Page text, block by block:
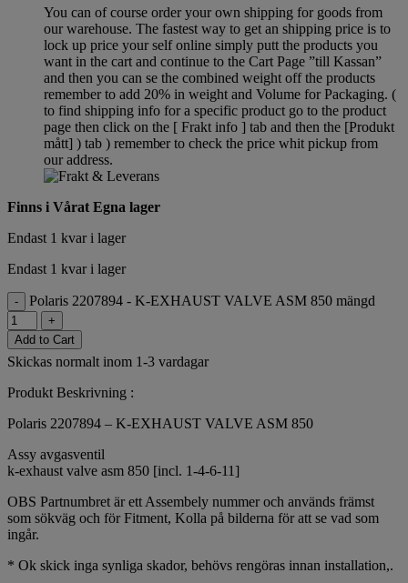
You can of course order your own shipping for goods from
our warehouse. The fastest way to get an shipping price is to
lock up price your self online simply putt the products you
want in the cart and continue to the Cart Page ”till Kassan”
and then you can se the combined weight off the products
remember to add 20% in weight and Volume for Packaging. (
to find shipping info for a specific product go to the product
page then click on the [ Frakt info ] tab and then the [Produkt
mått] ) tab ) rememberto check the price whit pickup from
our address.
Finns i Vårat Egna lager
Endast 1 kvar i lager
Endast 1 kvar i lager
- Polaris 2207894 - K-EXHAUST VALVE ASM 850 mängd
+
Add to Cart
Skickas normalt inom 1-3 vardagar
Produkt Beskrivning :
Polaris 2207894 – K-EXHAUST VALVE ASM 850
Assy avgasventil
k-exhaust valve asm 850 [incl. 1-4-6-11]
OBS Partnumbret är ett Assembely nummer och används främst
som sökväg och för Fitment, Kolla på bilderna för att se vad som
ingår.
* Ok skick inga synliga skador, behövs rengöras innan installation,.